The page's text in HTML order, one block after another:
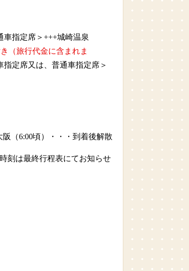
指定席＞+++城崎温泉
旅行代金に含まれま
定席又は、普通車指定席＞
（6:00頃）・・・到着後解散
刻は最終行程表にてお知らせ